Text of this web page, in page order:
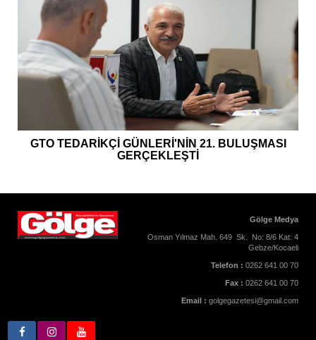
GTO TEDARİKÇİ GÜNLERİ'NİN 21. BULUŞMASI
GERÇEKLEŞTİ
Gölge Medya
Osman Yılmaz Mah. 649 Sk. No: 8/6 Kat: 4
Gebze/Kocaeli
Telefon : 0262 641 00 70
Fax : 0262 641 00 70
Email : golgegazetesi@gmail.com